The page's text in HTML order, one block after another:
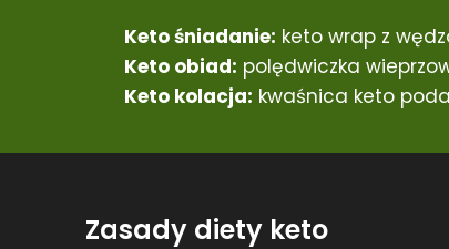
Keto śniadanie: keto wrap z
Keto obiad: polędwiczka
Keto kolacja: kwaśnica keto
Zasady diety keto